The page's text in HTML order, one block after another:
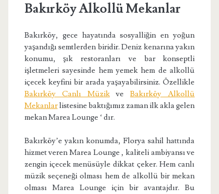
Bakırköy Alkollü Mekanlar
Bakırköy, gece hayatında sosyalliğin en yoğun
yaşandığı semtlerden biridir. Deniz kenarına yakın
konumu, şık restoranları ve bar konseptli
işletmeleri sayesinde hem yemek hem de alkollü
içecek keyfini bir arada yaşayabilirsiniz. Özellikle
Bakırköy Canlı MüzikveBakırköy Alkollü
Mekanlarlistesine baktığımız zaman ilk akla gelen
mekan Marea Lounge ‘ dır.
Bakırköy’e yakın konumda, Florya sahil hattında
hizmet veren Marea Lounge , kaliteli ambiyansı ve
zengin içecek menüsüyle dikkat çeker. Hem canlı
müzik seçeneği olması hem de alkollü bir mekan
olması Marea Lounge için bir avantajdır. Bu